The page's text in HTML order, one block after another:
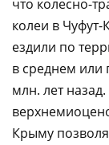
что колесно-
колеи в
ездили по
в среднем или
млн. лет
Крыму